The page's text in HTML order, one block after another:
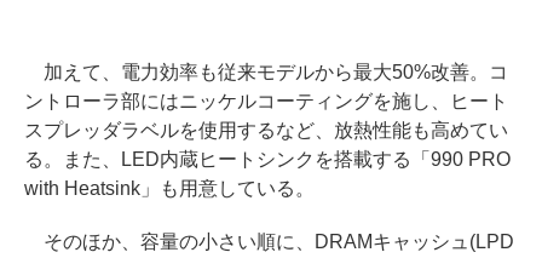
加えて、電力効率も従来モデルから最大50%改善。コ
ントローラ部にはニッケルコーティングを施し、ヒート
スプレッダラベルを使用するなど、放熱性能も高めてい
る。また、LED内蔵ヒートシンクを搭載する「990 PRO
with Heatsink」も用意している。
そのほか、容量の小さい順に、DRAMキャッシュ(LPD